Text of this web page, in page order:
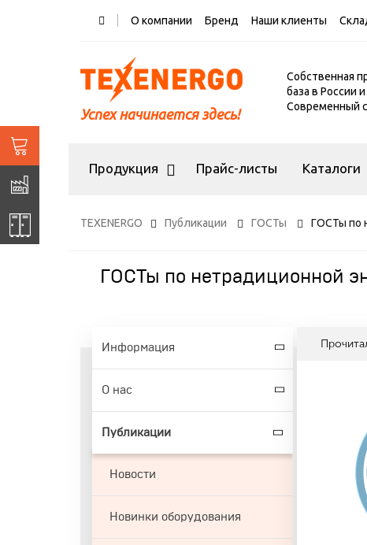
О компании Бренд Наши клиенты
Успех начинается здесь!
Собственная
база в России
Современный
Продукция Прайс-листы Каталоги
TEXENERGO Публикации ГОСТы ГОСТы по
ГОСТы по нетрадиционной
Информация
О нас
Публикации
Новости
Новинки оборудования